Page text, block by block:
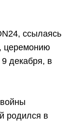
ссылаясь
церемонию
декабря, в
родился в